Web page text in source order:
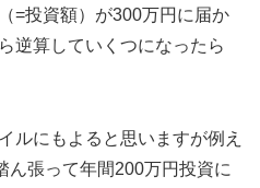
=投資額）が300万円に届か
逆算していくつになったら
ルにもよると思いますが例え
ん張って年間200万円投資に